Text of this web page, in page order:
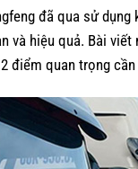
đã qua sử
và hiệu quả. Bài
điểm quan trọng